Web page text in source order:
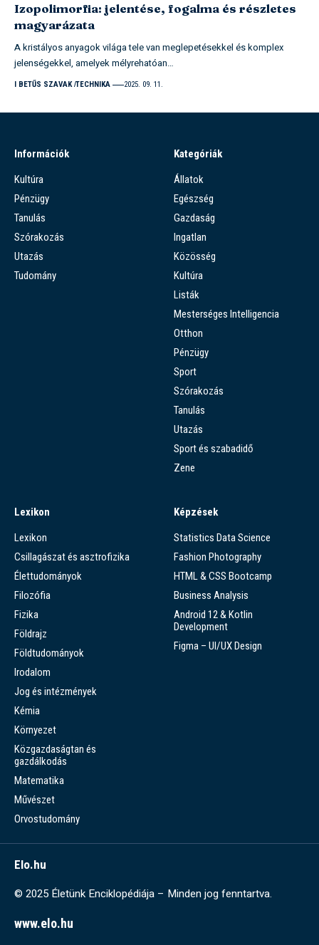
Izopolimorfia: jelentése, fogalma és részletes
magyarázata
A kristályos anyagok világa tele van meglepetésekkel és komplex
jelenségekkel, amelyek mélyrehatóan…
I BETŰS SZAVAK TECHNIKA 2025. 09. 11.
Információk
Kultúra
Pénzügy
Tanulás
Szórakozás
Utazás
Tudomány
Kategóriák
Állatok
Egészség
Gazdaság
Ingatlan
Közösség
Kultúra
Listák
Mesterséges Intelligencia
Otthon
Pénzügy
Sport
Szórakozás
Tanulás
Utazás
Sport és szabadidő
Zene
Lexikon
Lexikon
Csillagászat és asztrofizika
Élettudományok
Filozófia
Fizika
Földrajz
Földtudományok
Irodalom
Jog és intézmények
Kémia
Környezet
Közgazdaságtan és
gazdálkodás
Matematika
Művészet
Orvostudomány
Képzések
Statistics Data Science
Fashion Photography
HTML & CSS Bootcamp
Business Analysis
Android 12 & Kotlin
Development
Figma – UI/UX Design
Elo.hu
© 2025 Életünk Enciklopédiája – Minden jog fenntartva.
www.elo.hu